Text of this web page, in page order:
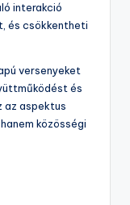
interakció
és csökkentheti
versenyeket
és
az aspektus
közösségi